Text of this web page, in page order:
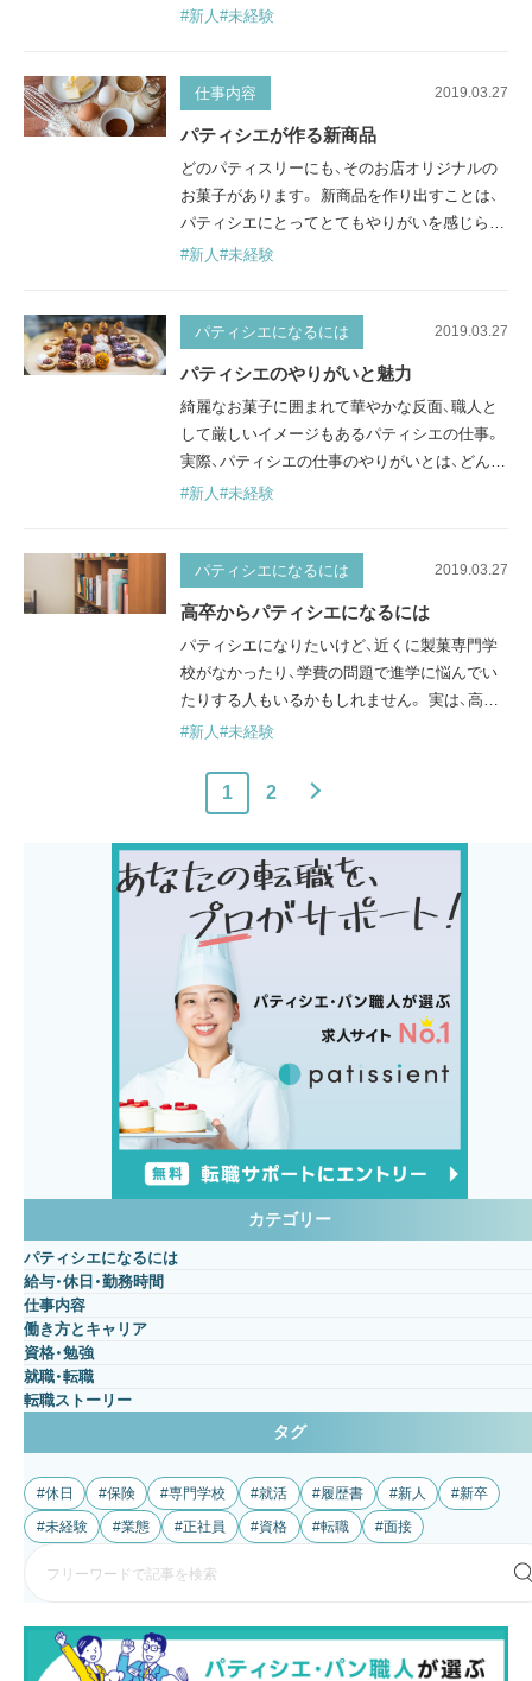
パティシエ達の悩みにふれていきます。 パティ
立ちっぱなしで仕事をしているので、膝や腰が
り、フルーツを飾ったりするときなど、前かがみ
な状態になりがちなので、猫背にな…
#新人 #未経験
仕事内容 2019.03.27
パティシエが作る新商品
どのパティスリーにも、そのお店オリジナルの
お菓子があります。 新商品を作り出すことは、
パティシエにとってとてもやりがいを感じられ
ます。 パティシエ達が一体どのようにして、オ
われるのでしょうか。 オリジナリティ＝個性
のパティシエの目標の一つです。 自分の頭の中
にあるアイデアを形に…
#新人 #未経験
パティシエになるには 2019.03.27
パティシエのやりがいと魅力
綺麗なお菓子に囲まれて華やかな反面、職人と
して厳しいイメージもあるパティシエの仕事。
実際、パティシエの仕事のやりがいとは、どんな
ことなのでしょうか？ ここではパティシエの仕
ティシエの仕事の最大の魅力は、自分の作った
ことでしょう。 食べてくれる人の笑顔を見れ
ば、作り手である自分も笑…
#新人 #未経験
パティシエになるには 2019.03.27
高卒からパティシエになるには
パティシエになりたいけど、近くに製菓専門学
校がなかったり、学費の問題で進学に悩んでい
たりする人もいるかもしれません。 実は、高卒
でもパティシエになることができます。 なぜな
す。働く中で学歴を気にされることはほとんど
ありませんし、学歴によって賃金や出世に差が
あっても一流が目指せるのです。 ここでは高卒
でパティシエになる方法や、メリ…
#新人 #未経験
1 2 次へ
カテゴリー
パティシエになるには
給与・休日・勤務時間
仕事内容
働き方とキャリア
資格・勉強
就職・転職
転職ストーリー
タグ
休日 保険 専門学校 就活 履歴書 新人 新卒
未経験 業態 正社員 資格 転職 面接